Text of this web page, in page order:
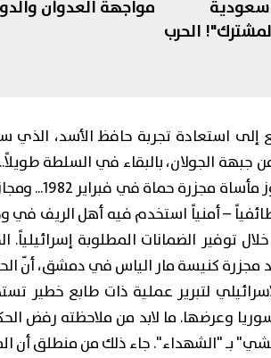
سعودية
الحرب
مواجهة العدوان
إلى استعادة تجربة حافظ الأسد،
جبهة الجولان، بالبقاء في السلطة
لبنان ابتداء من
– أمنياً استخدم فيه أهل الريف في
توفير الضمانات المطلوبة إسرائيلياً.
مجزرة كنيسة مار الياس في دمشق، أنّ
لتبرير عملية ذات طابع خطير
وعرضها. ما لابد من ملاحظته رفض
بـ "الشهداء". جاء ذلك من منطلق أن